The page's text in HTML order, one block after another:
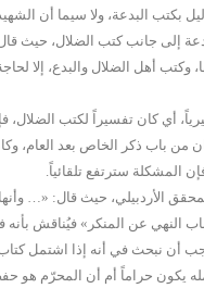
بكتب البدعة، ولا سيما أن
إلى جانب كتب الضلال، حيث
وكتب أهل الضلال والبدع، إلا
أي كان تفسيراً لكتب الضلال،
من باب ذكر الخاص بعد العام،
المشكلة سترتفع تلقائياً.
الأردبيلي، حيث قال: «…
النهي عن المنكر» فيُناقش
أن نبحث في أنه إذا اشتمل
يكون حراماً أم أن المحرّم هو